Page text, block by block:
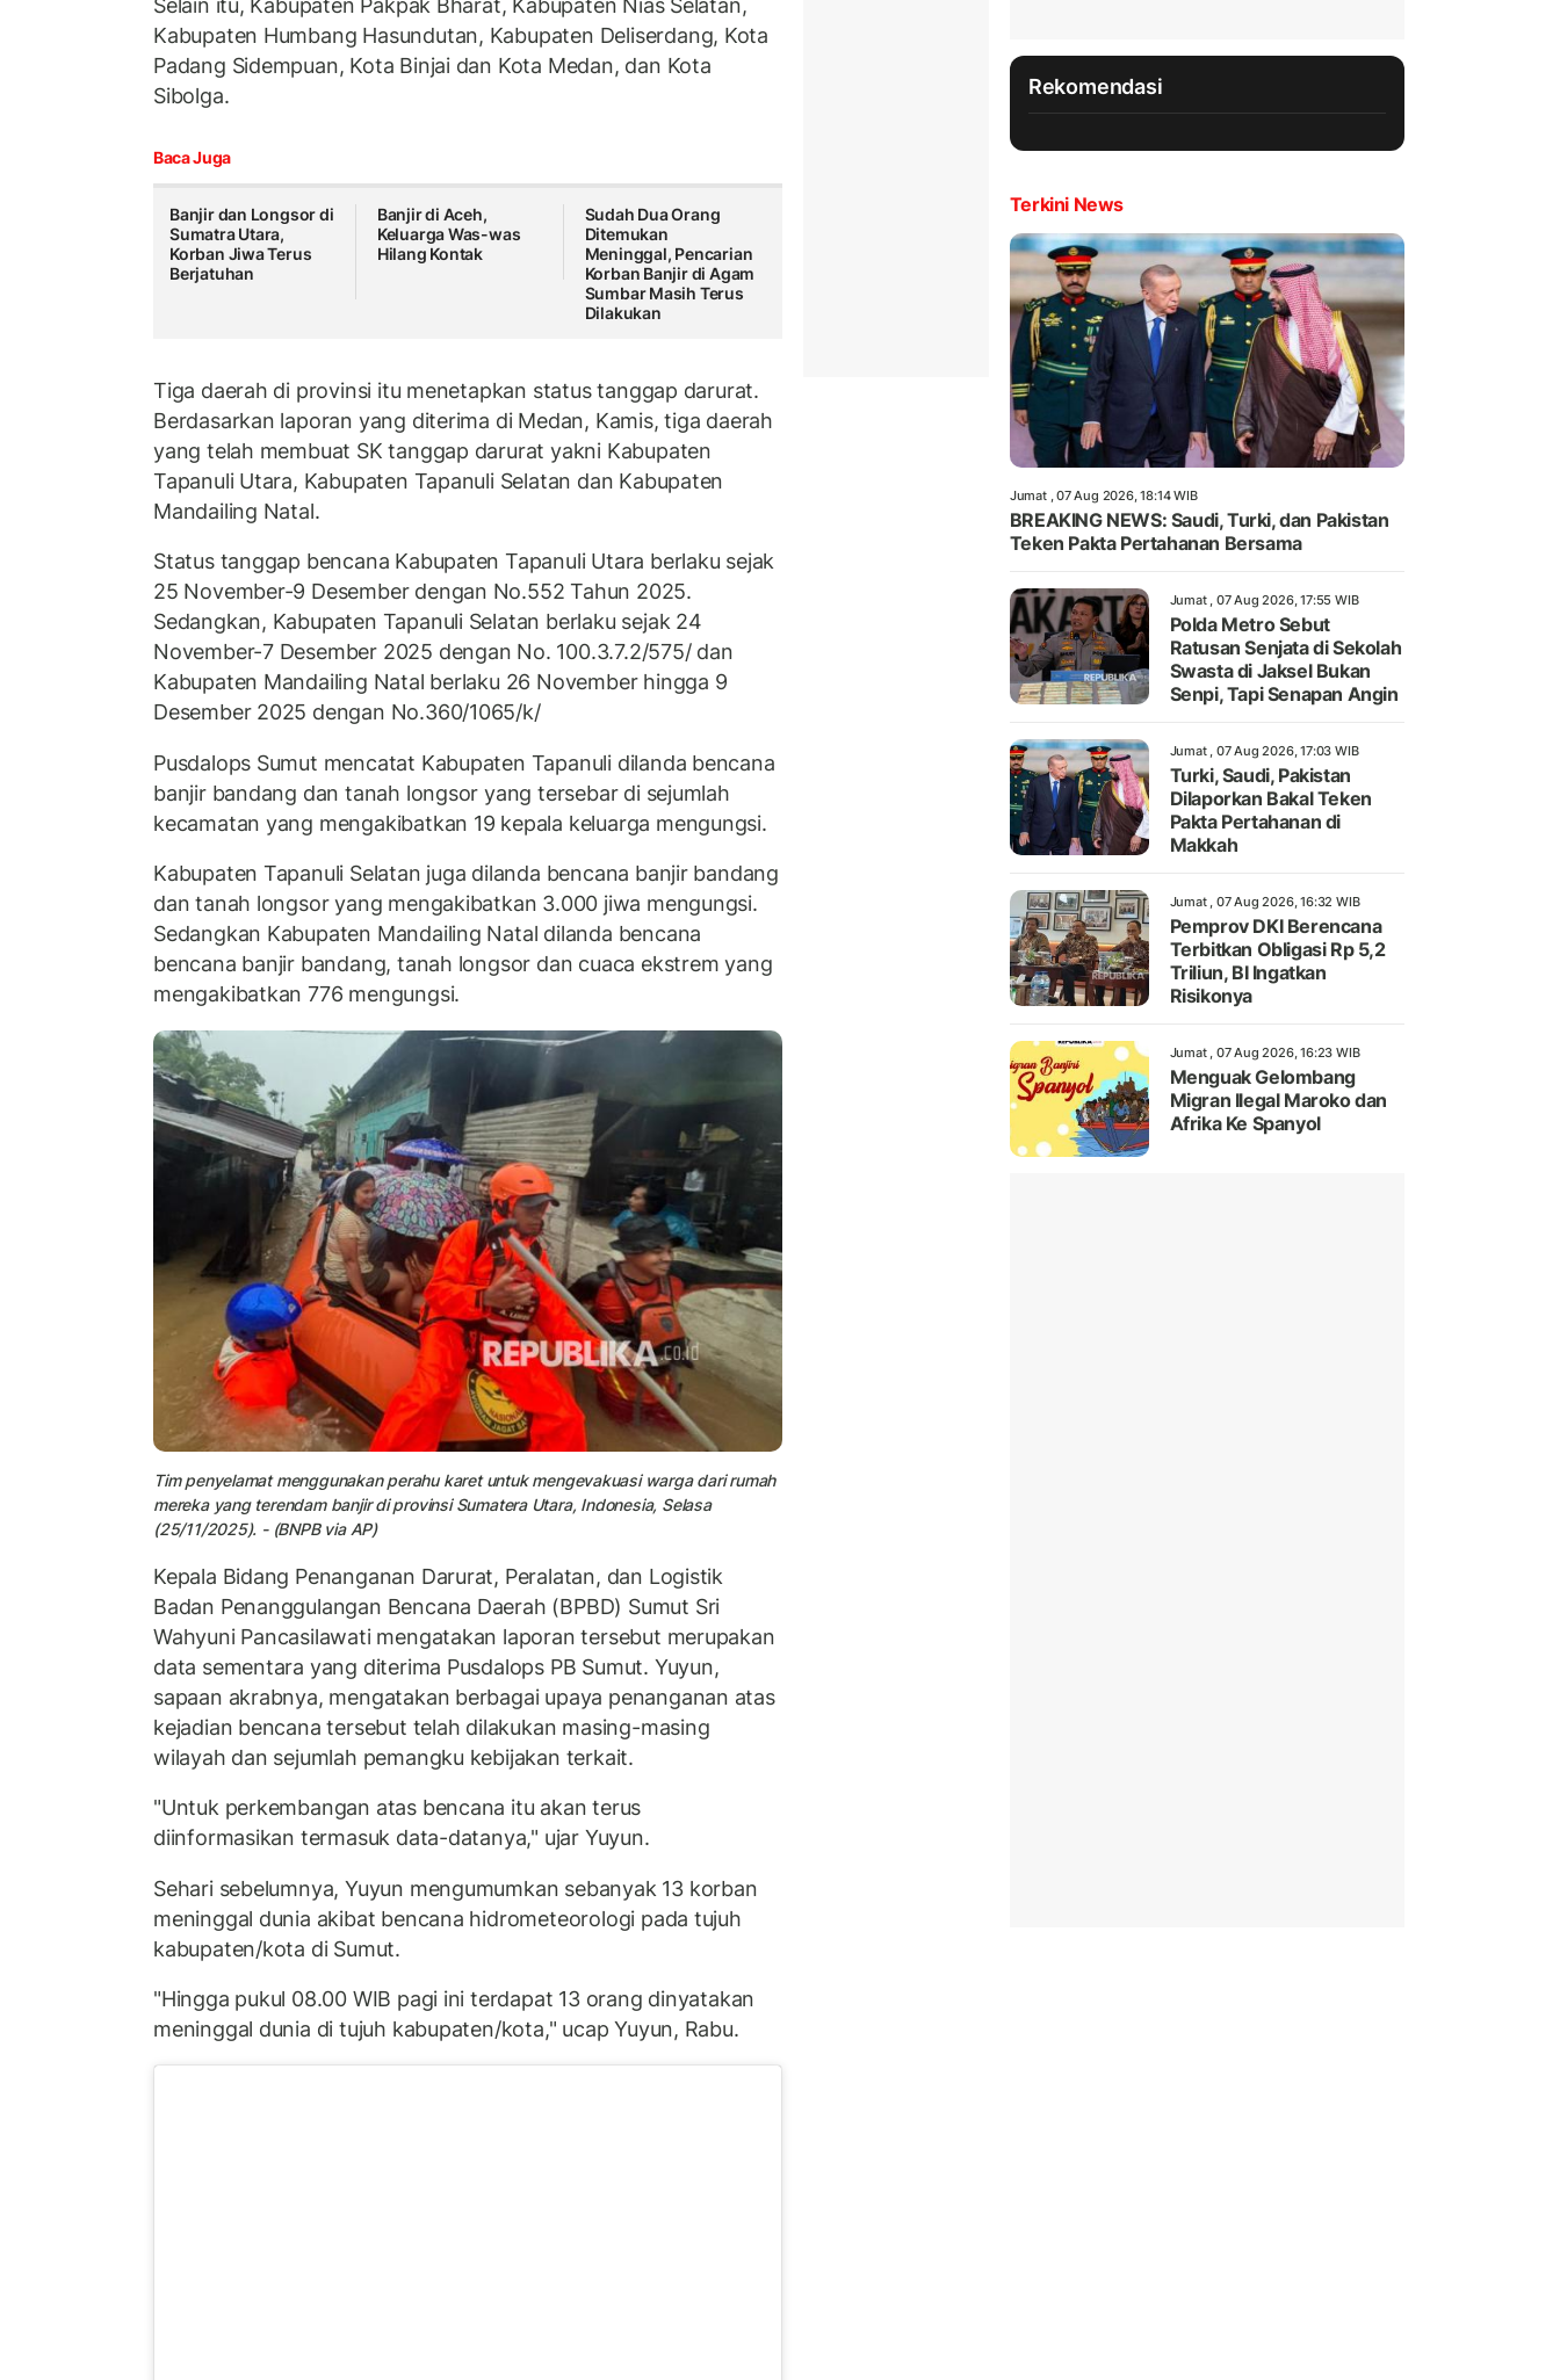
Kabupaten Humbang Hasundutan, Kabupaten Deliserdang, Kota
Padang Sidempuan, Kota Binjai dan Kota Medan, dan Kota
Sibolga.
Baca Juga
Banjir dan Longsor di
Sumatra Utara,
Korban Jiwa Terus
Berjatuhan
Banjir di Aceh,
Keluarga Was-was
Hilang Kontak
Sudah Dua Orang
Ditemukan
Meninggal, Pencarian
Korban Banjir di Agam
Sumbar Masih Terus
Dilakukan
Tiga daerah di provinsi itu menetapkan status tanggap darurat.
Berdasarkan laporan yang diterima di Medan, Kamis, tiga daerah
yang telah membuat SK tanggap darurat yakni Kabupaten
Tapanuli Utara, Kabupaten Tapanuli Selatan dan Kabupaten
Mandailing Natal.
Status tanggap bencana Kabupaten Tapanuli Utara berlaku sejak
25 November-9 Desember dengan No.552 Tahun 2025.
Sedangkan, Kabupaten Tapanuli Selatan berlaku sejak 24
November-7 Desember 2025 dengan No. 100.3.7.2/575/ dan
Kabupaten Mandailing Natal berlaku 26 November hingga 9
Desember 2025 dengan No.360/1065/k/
Pusdalops Sumut mencatat Kabupaten Tapanuli dilanda bencana
banjir bandang dan tanah longsor yang tersebar di sejumlah
kecamatan yang mengakibatkan 19 kepala keluarga mengungsi.
Kabupaten Tapanuli Selatan juga dilanda bencana banjir bandang
dan tanah longsor yang mengakibatkan 3.000 jiwa mengungsi.
Sedangkan Kabupaten Mandailing Natal dilanda bencana
bencana banjir bandang, tanah longsor dan cuaca ekstrem yang
mengakibatkan 776 mengungsi.
Tim penyelamat menggunakan perahu karet untuk mengevakuasi warga dari rumah
mereka yang terendam banjir di provinsi Sumatera Utara, Indonesia, Selasa
(25/11/2025). - (BNPB via AP)
Kepala Bidang Penanganan Darurat, Peralatan, dan Logistik
Badan Penanggulangan Bencana Daerah (BPBD) Sumut Sri
Wahyuni Pancasilawati mengatakan laporan tersebut merupakan
data sementara yang diterima Pusdalops PB Sumut. Yuyun,
sapaan akrabnya, mengatakan berbagai upaya penanganan atas
kejadian bencana tersebut telah dilakukan masing-masing
wilayah dan sejumlah pemangku kebijakan terkait.
"Untuk perkembangan atas bencana itu akan terus
diinformasikan termasuk data-datanya," ujar Yuyun.
Sehari sebelumnya, Yuyun mengumumkan sebanyak 13 korban
meninggal dunia akibat bencana hidrometeorologi pada tujuh
kabupaten/kota di Sumut.
"Hingga pukul 08.00 WIB pagi ini terdapat 13 orang dinyatakan
meninggal dunia di tujuh kabupaten/kota," ucap Yuyun, Rabu.
Rekomendasi
Terkini News
Jumat , 07 Aug 2026, 18:14 WIB
BREAKING NEWS: Saudi, Turki, dan Pakistan
Teken Pakta Pertahanan Bersama
Jumat , 07 Aug 2026, 17:55 WIB
Polda Metro Sebut
Ratusan Senjata di Sekolah
Swasta di Jaksel Bukan
Senpi, Tapi Senapan Angin
Jumat , 07 Aug 2026, 17:03 WIB
Turki, Saudi, Pakistan
Dilaporkan Bakal Teken
Pakta Pertahanan di
Makkah
Jumat , 07 Aug 2026, 16:32 WIB
Pemprov DKI Berencana
Terbitkan Obligasi Rp 5,2
Triliun, BI Ingatkan
Risikonya
Jumat , 07 Aug 2026, 16:23 WIB
Menguak Gelombang
Migran Ilegal Maroko dan
Afrika Ke Spanyol